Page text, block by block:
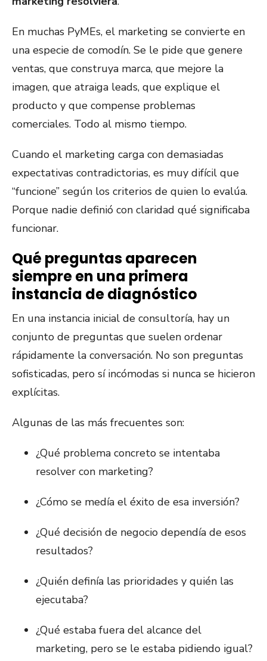
En muchas PyMEs, el marketing se convierte en
una especie de comodín. Se le pide que genere
ventas, que construya marca, que mejore la
imagen, que atraiga leads, que explique el
producto y que compense problemas
comerciales. Todo al mismo tiempo.
Cuando el marketing carga con demasiadas
expectativas contradictorias, es muy difícil que
“funcione” según los criterios de quien lo evalúa.
Porque nadie definió con claridad qué significaba
funcionar.
Qué preguntas aparecen
siempre en una primera
instancia de diagnóstico
En una instancia inicial de consultoría, hay un
conjunto de preguntas que suelen ordenar
rápidamente la conversación. No son preguntas
sofisticadas, pero sí incómodas si nunca se hicieron
explícitas.
Algunas de las más frecuentes son:
¿Qué problema concreto se intentaba
resolver con marketing?
¿Cómo se medía el éxito de esa inversión?
¿Qué decisión de negocio dependía de esos
resultados?
¿Quién definía las prioridades y quién las
ejecutaba?
¿Qué estaba fuera del alcance del
marketing, pero se le estaba pidiendo igual?